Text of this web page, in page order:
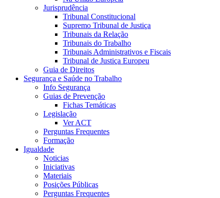
Jurisprudência
Tribunal Constitucional
Supremo Tribunal de Justiça
Tribunais da Relação
Tribunais do Trabalho
Tribunais Administrativos e Fiscais
Tribunal de Justiça Europeu
Guia de Direitos
Segurança e Saúde no Trabalho
Info Segurança
Guias de Prevenção
Fichas Temáticas
Legislação
Ver ACT
Perguntas Frequentes
Formação
Igualdade
Noticias
Iniciativas
Materiais
Posições Públicas
Perguntas Frequentes